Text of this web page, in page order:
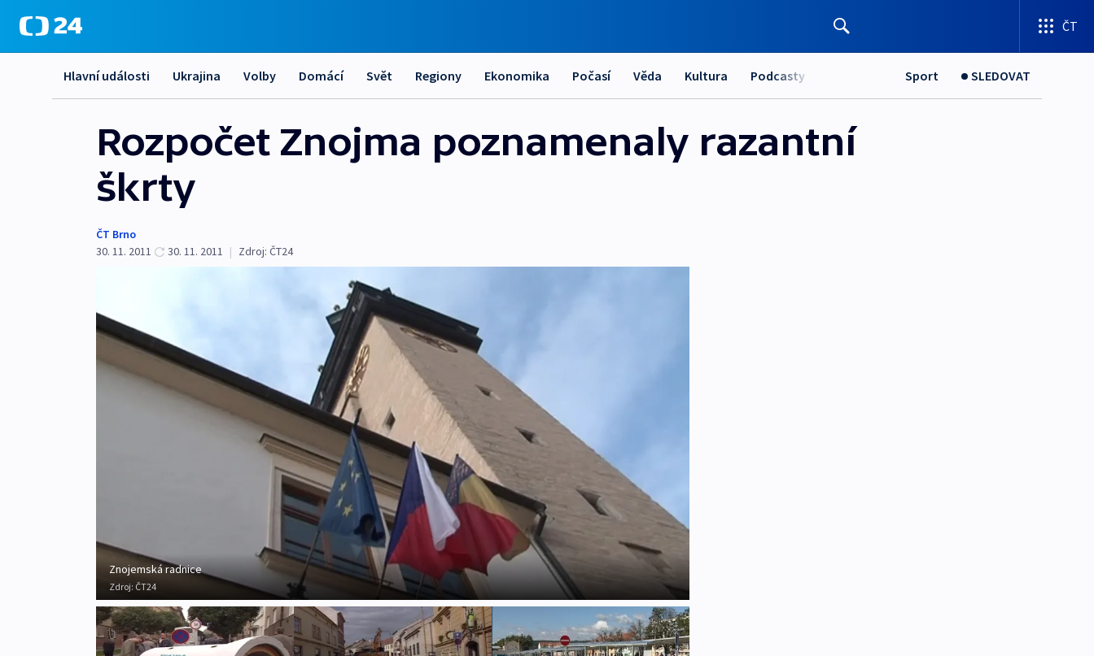
ČT
Hlavní události Ukrajina Volby Domácí Svět Regiony Ekonomika Počasí Věda Kultura Podcasty Sport SLEDOVAT
Rozpočet Znojma poznamenaly razantní
škrty
ČT Brno
30. 11. 2011
30. 11. 2011 | Zdroj: ČT24
Znojemská radnice
Zdroj: ČT24